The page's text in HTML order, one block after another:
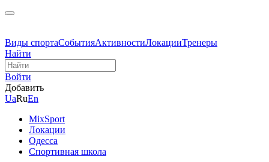
Виды спортаСобытияАктивностиЛокацииТренеры
Найти
Войти
Добавить
UaRuEn
MixSport
Локации
Одесса
Спортивная школа